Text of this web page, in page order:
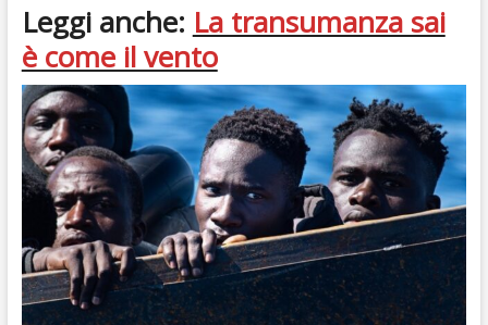
Leggi anche: La transumanza sai
è come il vento